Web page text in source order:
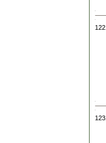
122.
123.